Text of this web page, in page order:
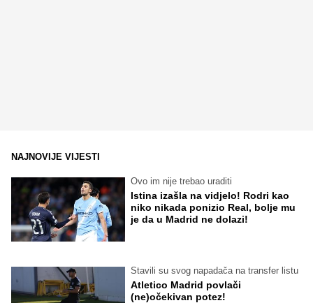
NAJNOVIJE VIJESTI
Ovo im nije trebao uraditi
Istina izašla na vidjelo! Rodri kao
niko nikada ponizio Real, bolje mu
je da u Madrid ne dolazi!
Stavili su svog napadača na transfer listu
Atletico Madrid povlači
(ne)očekivan potez!